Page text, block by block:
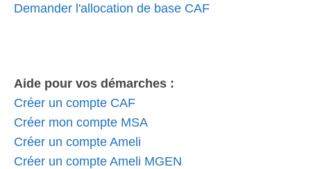
Demander l'allocation de base CAF
Aide pour vos démarches :
Créer un compte CAF
Créer mon compte MSA
Créer un compte Ameli
Créer un compte Ameli MGEN